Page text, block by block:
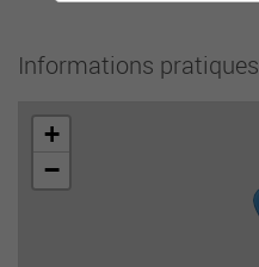
Informations pratiques
+
−